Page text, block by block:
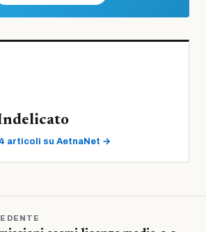
articoli su AetnaNet →